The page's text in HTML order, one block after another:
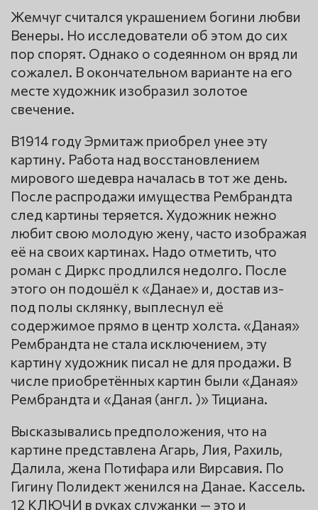
Жемчуг считался украшением богини любви
Венеры. Но исследователи об этом до сих
пор спорят. Однако о содеянном он вряд ли
сожалел. В окончательном варианте на его
месте художник изобразил золотое
свечение.
В1914 году Эрмитаж приобрел унее эту
картину. Работа над восстановлением
мирового шедевра началась в тот же день.
После распродажи имущества Рембрандта
след картины теряется. Художник нежно
любит свою молодую жену, часто изображая
её на своих картинах. Надо отметить, что
роман с Диркс продлился недолго. После
этого он подошёл к «Данае» и, достав из-
под полы склянку, выплеснул её
содержимое прямо в центр холста. «Даная»
Рембрандта не стала исключением, эту
картину художник писал не для продажи. В
числе приобретённых картин были «Даная»
Рембрандта и «Даная (англ. )» Тициана.
Высказывались предположения, что на
картине представлена Агарь, Лия, Рахиль,
Далила, жена Потифара или Вирсавия. По
Гигину Полидект женился на Данае. Кассель.
12 КЛЮЧИ в руках служанки — это и